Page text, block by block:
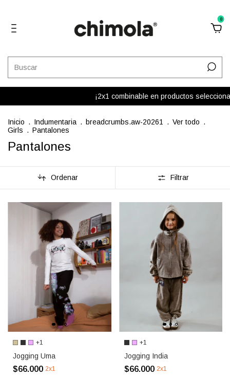
0
¡2x1 combinable en productos seleccionados!
Inicio . Indumentaria . breadcrumbs.aw-20261 . Ver todo .
Girls . Pantalones
Pantalones
Ordenar Filtrar
+1
Jogging Uma
$66.000 2x1
+1
Jogging India
$66.000 2x1